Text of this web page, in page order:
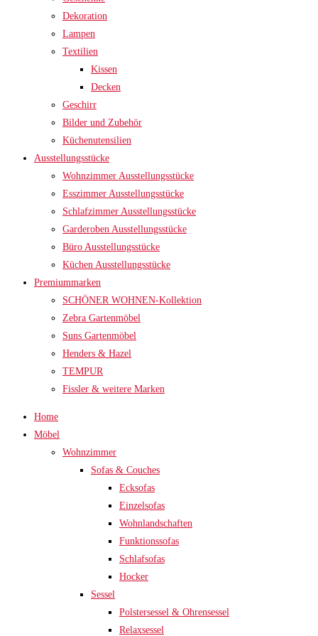
Dekoration
Lampen
Textilien
Kissen
Decken
Geschirr
Bilder und Zubehör
Küchenutensilien
Ausstellungsstücke
Wohnzimmer Ausstellungsstücke
Esszimmer Ausstellungsstücke
Schlafzimmer Ausstellungsstücke
Garderoben Ausstellungsstücke
Büro Ausstellungsstücke
Küchen Ausstellungsstücke
Premiummarken
SCHÖNER WOHNEN-Kollektion
Zebra Gartenmöbel
Suns Gartenmöbel
Henders & Hazel
TEMPUR
Fissler & weitere Marken
Home
Möbel
Wohnzimmer
Sofas & Couches
Ecksofas
Einzelsofas
Wohnlandschaften
Funktionssofas
Schlafsofas
Hocker
Sessel
Polstersessel & Ohrensessel
Relaxsessel